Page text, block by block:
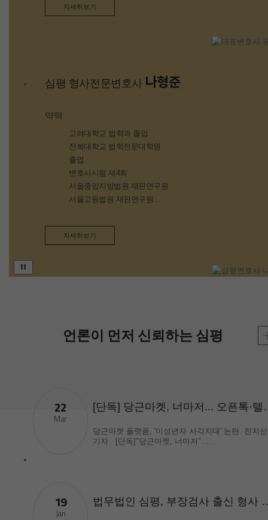
자세히보기
심평 형사전문변호사 나형준
약력
고려대학교 법학과 졸업
전북대학교 법학전문대학원
졸업
변호사시험 제4회
서울중앙지방법원 재판연구원
서울고등법원 재판연구원
수원지방법원 안산지원
국선전담변호사
現 대한변호사협회 인증
자세히보기
언론이 먼저 신뢰하는 심평
22
Mar
[단독] 당
당근마켓 플랫폼, '미성년자 사각지대' 논란. 전지선
기자 [단독]"당근마켓, 너마저"…...
19
Jan
법무법인 심평, 부